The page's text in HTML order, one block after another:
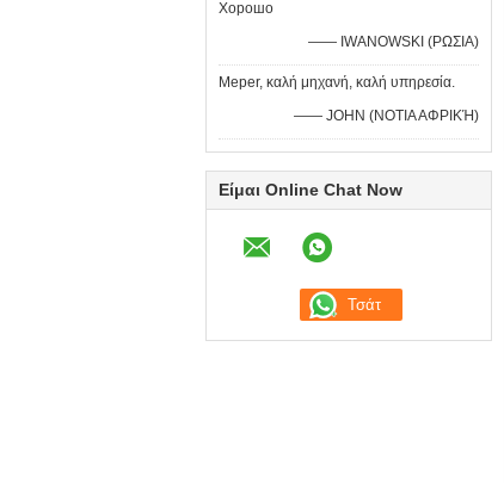
Хорошо
—— IWANOWSKI (ΡΩΣΙΑ)
Meper, καλή μηχανή, καλή υπηρεσία.
—— JOHN (ΝΟΤΙΑ ΑΦΡΙΚΉ)
Είμαι Online Chat Now